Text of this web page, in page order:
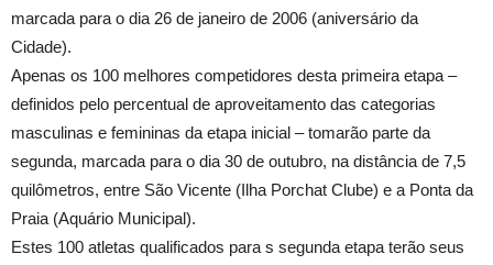
marcada para o dia 26 de janeiro de 2006 (aniversário da
Cidade).
Apenas os 100 melhores competidores desta primeira etapa –
definidos pelo percentual de aproveitamento das categorias
masculinas e femininas da etapa inicial – tomarão parte da
segunda, marcada para o dia 30 de outubro, na distância de 7,5
quilômetros, entre São Vicente (Ilha Porchat Clube) e a Ponta da
Praia (Aquário Municipal).
Estes 100 atletas qualificados para s segunda etapa terão seus